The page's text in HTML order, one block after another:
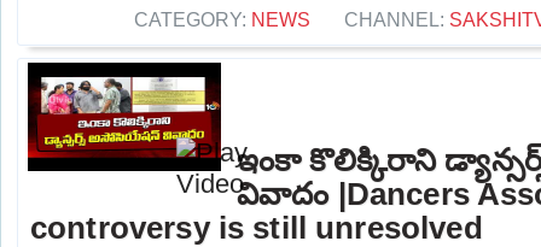
CATEGORY: NEWS CHANNEL:
ఇంకా కొలిక్కిరాని
వివాదం |Dancers
controversy is still unresolved